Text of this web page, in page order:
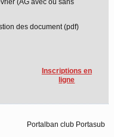
(AG avec ou sans
des document (pdf)
Inscriptions en
ligne
Portalban club Portasub